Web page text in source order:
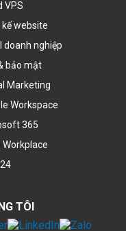
VPS
website
doanh nghiệp
bảo mật
Marketing
Workspace
365
Workplace
TÔI